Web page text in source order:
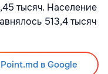
тысяч. Население
513,4 тысяч
в Google